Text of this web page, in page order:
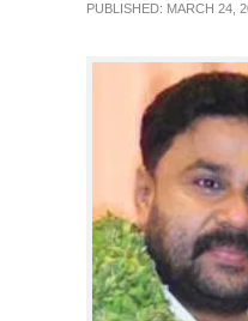
LIFESTYLE
SPIRITUAL
PUBLISHED: MARCH 24,